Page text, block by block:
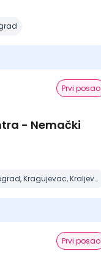
Prvi posao
- Nemački
Beograd, Kragujevac, Kraljevo, Niš, Novi Sad + 2 mesta
Prvi posao